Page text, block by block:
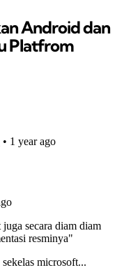
Android dan
Platfrom